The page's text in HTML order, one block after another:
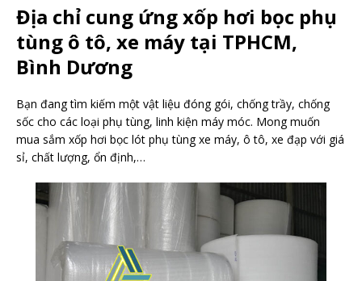
Địa chỉ cung ứng xốp hơi bọc phụ
tùng ô tô, xe máy tại TPHCM,
Bình Dương
Bạn đang tìm kiếm một vật liệu đóng gói, chống trầy, chống
sốc cho các loại phụ tùng, linh kiện máy móc. Mong muốn
mua sắm xốp hơi bọc lót phụ tùng xe máy, ô tô, xe đạp với giá
sỉ, chất lượng, ổn định,…